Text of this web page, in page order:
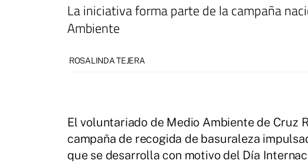
La iniciativa forma parte de la campaña
Ambiente
ROSALINDA TEJERA
El voluntariado de Medio Ambiente de Cruz
campaña de recogida de basuraleza
que se desarrolla con motivo del Día